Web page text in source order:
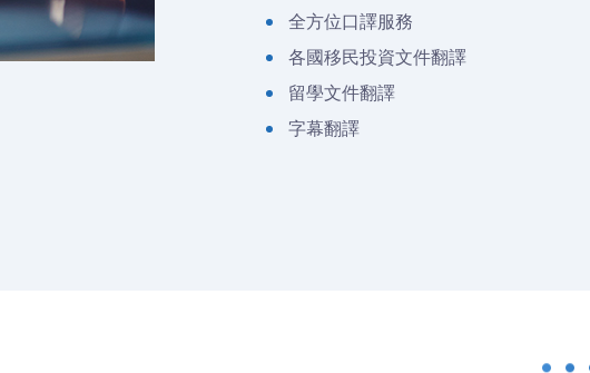
全方位口譯服務
各國移民投資文件翻譯
留學文件翻譯
字幕翻譯